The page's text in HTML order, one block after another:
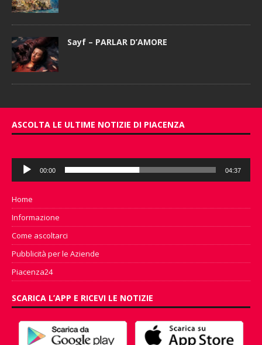
Sayf – PARLAR D’AMORE
ASCOLTA LE ULTIME NOTIZIE DI PIACENZA
Audio
Player
00:00 04:37
Home
Informazione
Come ascoltarci
Pubblicità per le Aziende
Piacenza24
SCARICA L’APP E RICEVI LE NOTIZIE